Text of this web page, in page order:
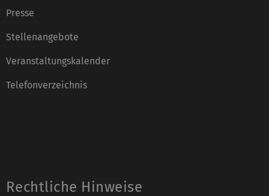
Presse
Stellenangebote
Veranstaltungskalender
Telefonverzeichnis
Rechtliche Hinweise